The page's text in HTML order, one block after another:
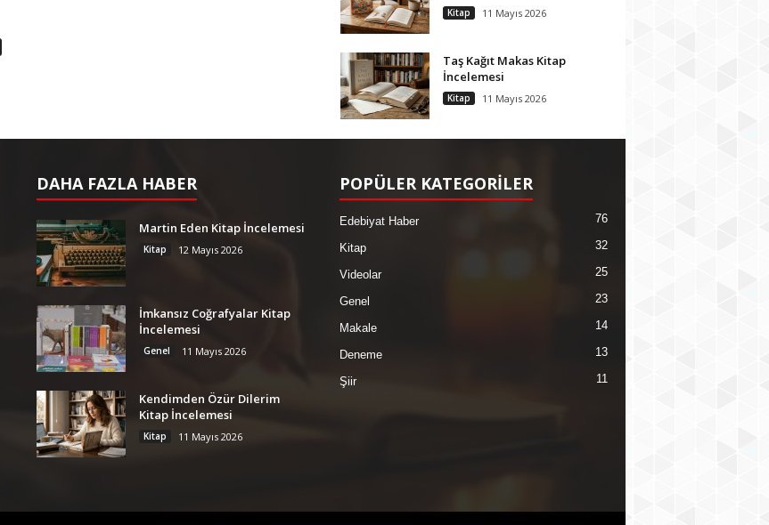
Kitap 11 Mayıs 2026
Taş Kağıt Makas Kitap
İncelemesi
Kitap 11 Mayıs 2026
DAHA FAZLA HABER
Martin Eden Kitap İncelemesi
Kitap 12 Mayıs 2026
İmkansız Coğrafyalar Kitap
İncelemesi
Genel 11 Mayıs 2026
Kendimden Özür Dilerim
Kitap İncelemesi
Kitap 11 Mayıs 2026
POPÜLER KATEGORİLER
Edebiyat Haber 76
Kitap 32
Videolar 25
Genel 23
Makale 14
Deneme 13
Şiir 11